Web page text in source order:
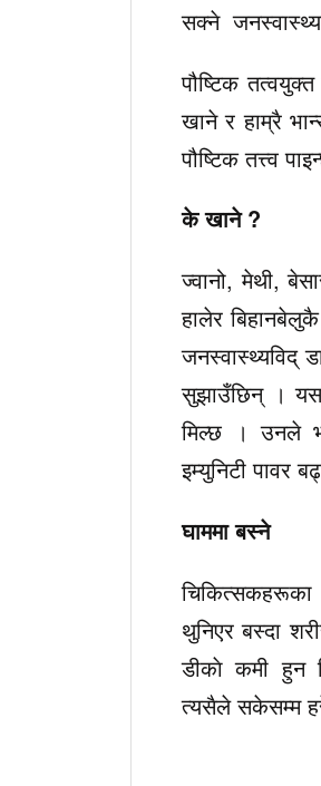
सक्ने
पौष्टिक
खाने र हाम्रै
पौष्टिक तत्त्व
के खाने ?
ज्वानो, मेथी,
हालेर
जनस्वास्थ्यविद्
सुझाउँछिन् ।
मिल्छ । उनले
इम्युनिटी पावर
घाममा बस्ने
चिकित्सकहरूका
थुनिएर बस्दा
डीकाे कमी हुन
त्यसैले सकेसम्म